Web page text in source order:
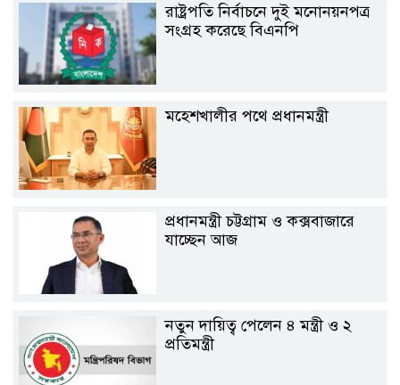
রাষ্ট্রপতি নির্বাচনে দুই মনোনয়নপত্র
সংগ্রহ করেছে বিএনপি
মহেশখালীর পথে প্রধানমন্ত্রী
প্রধানমন্ত্রী চট্টগ্রাম ও কক্সবাজারে
যাচ্ছেন আজ
নতুন দায়িত্ব পেলেন ৪ মন্ত্রী ও ২
প্রতিমন্ত্রী